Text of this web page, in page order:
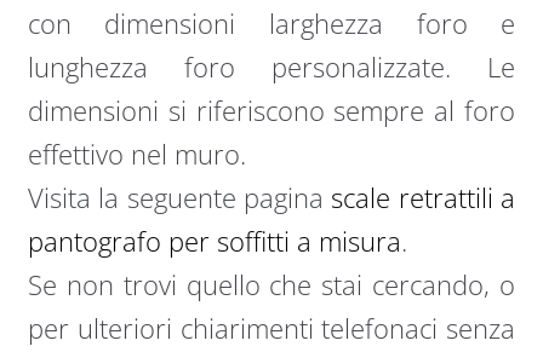
con dimensioni larghezza foro e
lunghezza foro personalizzate. Le
dimensioni si riferiscono sempre al foro
effettivo nel muro.
Visita la seguente pagina scale retrattili a
pantografo per soffitti a misura.
Se non trovi quello che stai cercando, o
per ulteriori chiarimenti telefonaci senza